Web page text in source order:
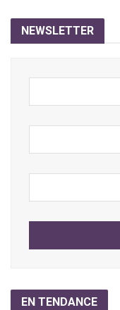
NEWSLETTER
EN TENDANCE